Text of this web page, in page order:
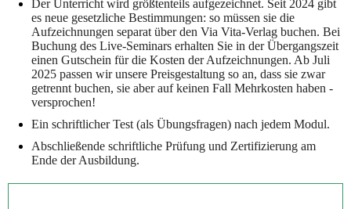
Der Unterricht wird größtenteils aufgezeichnet. Seit 2024 gibt
es neue gesetzliche Bestimmungen: so müssen sie die
Aufzeichnungen separat über den Via Vita-Verlag buchen. Bei
Buchung des Live-Seminars erhalten Sie in der Übergangszeit
einen Gutschein für die Kosten der Aufzeichnungen. Ab Juli
2025 passen wir unsere Preisgestaltung so an, dass sie zwar
getrennt buchen, sie aber auf keinen Fall Mehrkosten haben -
versprochen!
Ein schriftlicher Test (als Übungsfragen) nach jedem Modul.
Abschließende schriftliche Prüfung und Zertifizierung am
Ende der Ausbildung.